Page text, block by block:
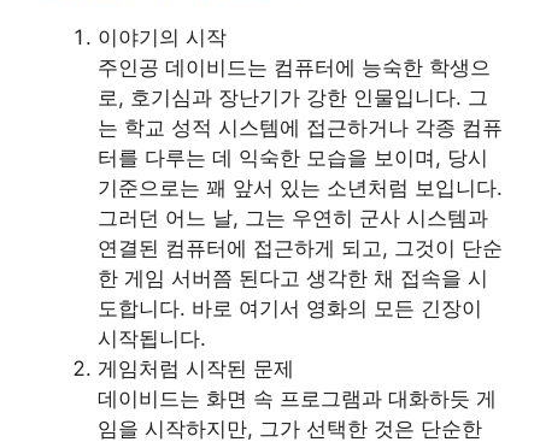
이야기의 시작
주인공 데이비드는 컴퓨터에 능숙한 학생으
로, 호기심과 장난기가 강한 인물입니다. 그
는 학교 성적 시스템에 접근하거나 각종 컴퓨
터를 다루는 데 익숙한 모습을 보이며, 당시
기준으로는 꽤 앞서 있는 소년처럼 보입니다.
그러던 어느 날, 그는 우연히 군사 시스템과
연결된 컴퓨터에 접근하게 되고, 그것이 단순
한 게임 서버쯤 된다고 생각한 채 접속을 시
도합니다. 바로 여기서 영화의 모든 긴장이
시작됩니다.
게임처럼 시작된 문제
데이비드는 화면 속 프로그램과 대화하듯 게
임을 시작하지만, 그가 선택한 것은 단순한